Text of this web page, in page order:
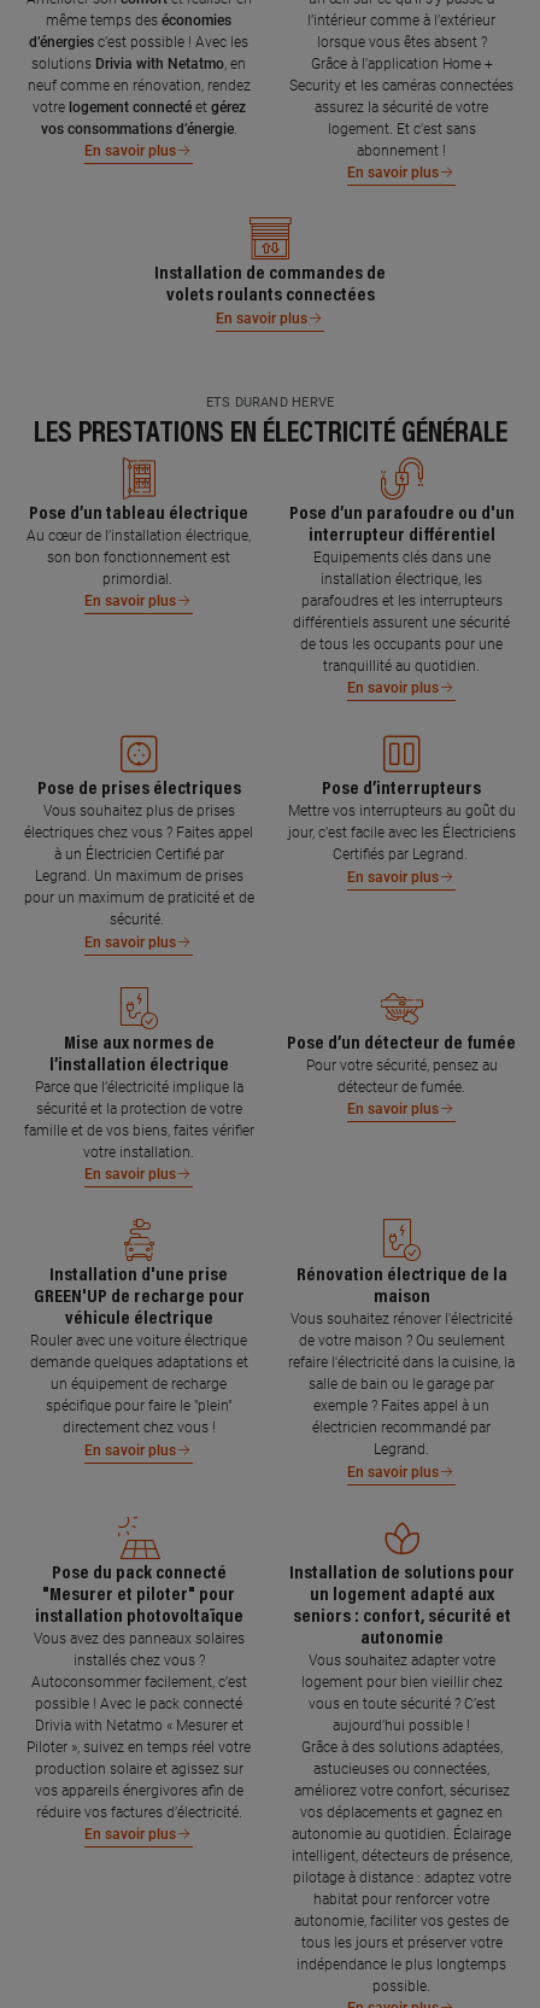
même temps des économies
d’énergies c’est possible ! Avec les
solutions Drivia with Netatmo , en
neuf comme en rénovation, rendez
votre logement connecté et gérez
vos consommations d’énergie.
En savoir plus
l’intérieur comme à l’extérieur
lorsque vous êtes absent ?
Grâce à l'application Home +
Security et les caméras connectées
assurez la sécurité de votre
logement. Et c'est sans
abonnement !
En savoir plus
Installation de commandes de
volets roulants connectées
En savoir plus
ETS DURAND HERVE
LES PRESTATIONS EN ÉLECTRICITÉ GÉNÉRALE
Pose d’un tableau électrique
Au cœur de l’installation électrique,
son bon fonctionnement est
primordial.
En savoir plus
Pose d’un parafoudre ou d'un
interrupteur différentiel
Equipements clés dans une
installation électrique, les
parafoudres et les interrupteurs
différentiels assurent une sécurité
de tous les occupants pour une
tranquillité au quotidien.
En savoir plus
Pose de prises électriques
Vous souhaitez plus de prises
électriques chez vous ? Faites appel
à un Électricien Certifié par
Legrand. Un maximum de prises
pour un maximum de praticité et de
sécurité.
En savoir plus
Pose d’interrupteurs
Mettre vos interrupteurs au goût du
jour, c’est facile avec les Électriciens
Certifiés par Legrand.
En savoir plus
Mise aux normes de
l’installation électrique
Parce que l’électricité implique la
sécurité et la protection de votre
famille et de vos biens, faites vérifier
votre installation.
En savoir plus
Pose d’un détecteur de fumée
Pour votre sécurité, pensez au
détecteur de fumée.
En savoir plus
Installation d'une prise
GREEN'UP de recharge pour
véhicule électrique
Rouler avec une voiture électrique
demande quelques adaptations et
un équipement de recharge
spécifique pour faire le "plein"
directement chez vous !
En savoir plus
Rénovation électrique de la
maison
Vous souhaitez rénover l'électricité
de votre maison ? Ou seulement
refaire l'électricité dans la cuisine, la
salle de bain ou le garage par
exemple ? Faites appel à un
électricien recommandé par
Legrand.
En savoir plus
Pose du pack connecté
"Mesurer et piloter" pour
installation photovoltaïque
Vous avez des panneaux solaires
installés chez vous ?
Autoconsommer facilement, c’est
possible ! Avec le pack connecté
Drivia with Netatmo « Mesurer et
Piloter », suivez en temps réel votre
production solaire et agissez sur
vos appareils énergivores afin de
réduire vos factures d’électricité.
En savoir plus
Installation de solutions pour
un logement adapté aux
seniors : confort, sécurité et
autonomie
Vous souhaitez adapter votre
logement pour bien vieillir chez
vous en toute sécurité ? C’est
aujourd’hui possible !
Grâce à des solutions adaptées,
astucieuses ou connectées,
améliorez votre confort, sécurisez
vos déplacements et gagnez en
autonomie au quotidien. Éclairage
intelligent, détecteurs de présence,
pilotage à distance : adaptez votre
habitat pour renforcer votre
autonomie, faciliter vos gestes de
tous les jours et préserver votre
indépendance le plus longtemps
possible.